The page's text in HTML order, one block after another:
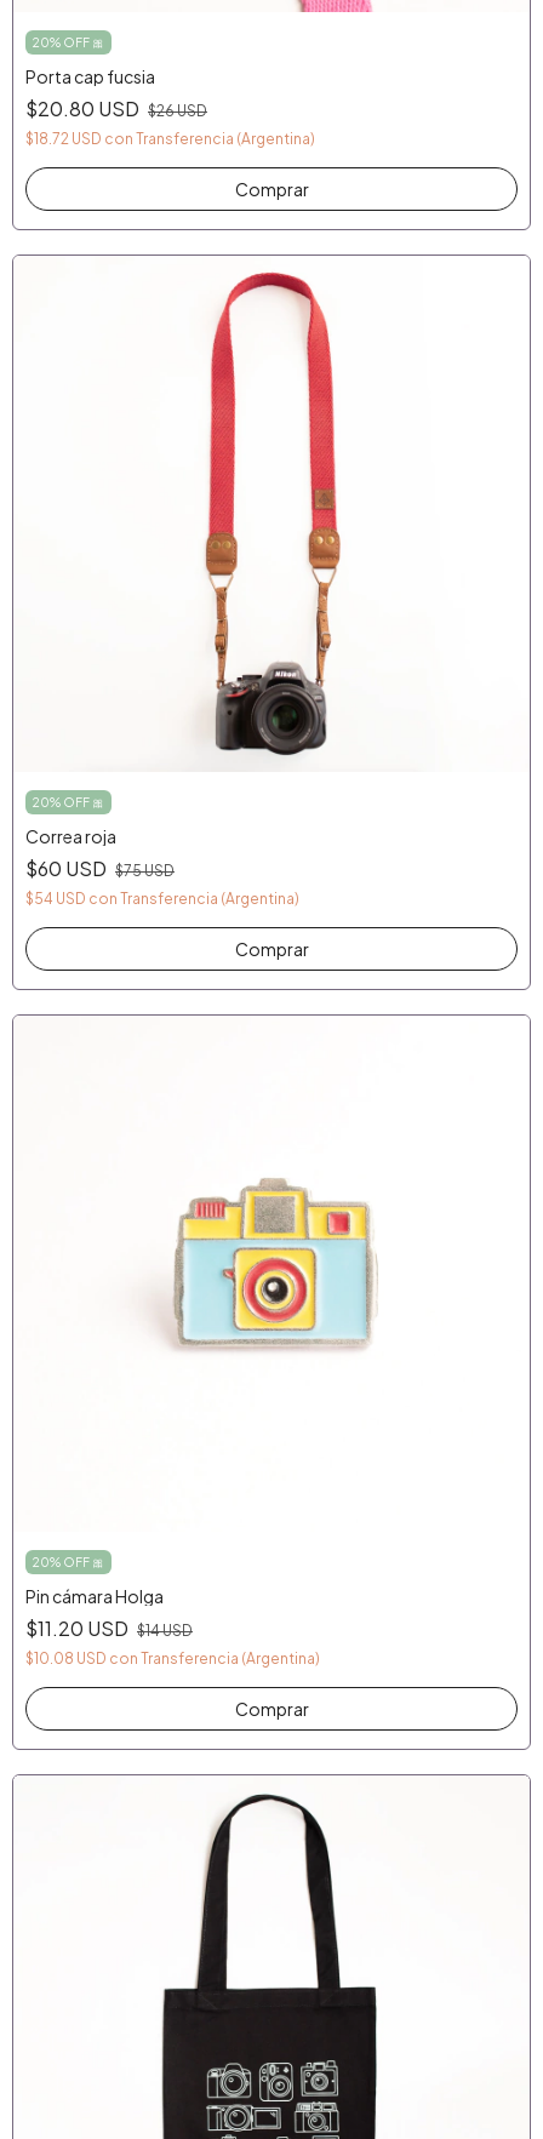
20% OFF 🎀
Porta cap fucsia
$20.80 USD $26 USD
$18.72 USD con Transferencia (Argentina)
Comprar
20% OFF 🎀
Correa roja
$60 USD $75 USD
$54 USD con Transferencia (Argentina)
20% OFF 🎀
Pin cámara Holga
$11.20 USD $14 USD
$10.08 USD con Transferencia (Argentina)